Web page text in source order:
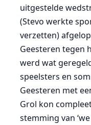
uitgestelde
(Stevo werkte
verzetten)
Geesteren tegen
werd wat
speelsters en
Geesteren met
Grol kon
stemming van